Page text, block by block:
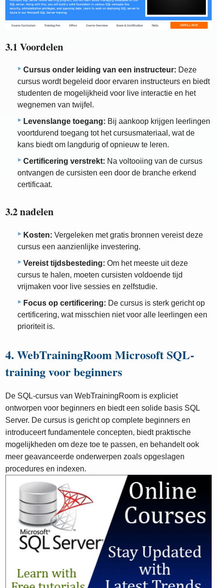
3.1 Voordelen
Cursus onder leiding van een instructeur: Deze
cursus wordt begeleid door ervaren instructeurs en biedt
studenten de mogelijkheid voor live interactie en het
wegnemen van twijfel.
Levenslange toegang: Bij aankoop krijgen leerlingen
voortdurend toegang tot het cursusmateriaal, wat de
kans biedt om langdurig of opnieuw te leren.
Certificering verstrekt: Na voltooiing van de cursus
ontvangen de cursisten een door de branche erkend
certificaat.
3.2 nadelen
Kosten: Vergeleken met gratis bronnen vereist deze
cursus een aanzienlijke investering.
Vereist tijdsbesteding: Om het meeste uit deze
cursus te halen, moeten cursisten voldoende tijd
vrijmaken voor live sessies en zelfstudie.
Focus op certificering: De cursus is sterk gericht op
certificering, wat misschien niet voor alle leerlingen een
prioriteit is.
4. WebTrainingRoom Microsoft SQL-
training voor beginners
De SQL-cursus van WebTrainingRoom is expliciet
ontworpen voor beginners en biedt een solide basis SQL
Server. De cursus is gericht op complete beginners en
introduceert fundamentele concepten, biedt praktische
mogelijkheden om deze toe te passen, en behandelt ook
meer geavanceerde onderwerpen zoals opgeslagen
procedures en indexen.